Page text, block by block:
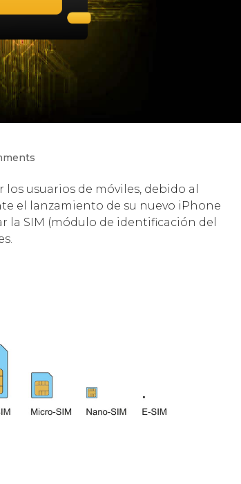
usuarios de móviles, debido al
el lanzamiento de su nuevo iPhone
la SIM (módulo de identificación del